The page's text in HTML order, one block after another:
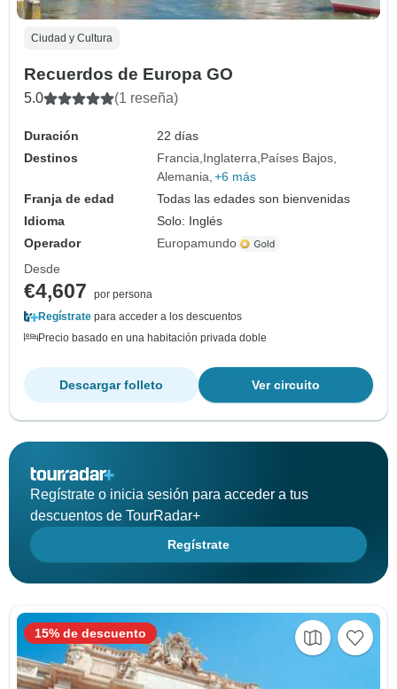
Ciudad y Cultura
Recuerdos de Europa GO
5.0 (1 reseña)
Duración
22 días
Destinos
Francia Inglaterra Países Bajos
Alemania +6 más
Franja de edad
Todas las edades son bienvenidas
Idioma
Solo: Inglés
Operador
Europamundo
Desde
€4,607
por persona
Regístrate para acceder a los descuentos
Precio basado en una habitación privada doble
Ver circuito
Descargar folleto
Regístrate o inicia sesión para acceder a tus
descuentos de TourRadar+
Regístrate
15% de descuento